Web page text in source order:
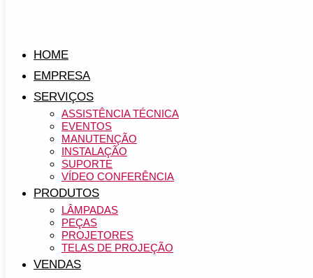
HOME
EMPRESA
SERVIÇOS
ASSISTÊNCIA TÉCNICA
EVENTOS
MANUTENÇÃO
INSTALAÇÃO
SUPORTE
VÍDEO CONFERÊNCIA
PRODUTOS
LÂMPADAS
PEÇAS
PROJETORES
TELAS DE PROJEÇÃO
VENDAS